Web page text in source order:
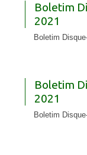
Boletim
2021
Boletim
Boletim
2021
Boletim